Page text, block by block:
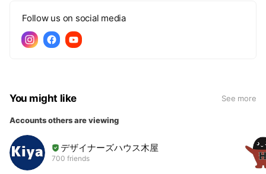
Follow us on social media
You might like See more
Accounts others are viewing
デザイナーズハウス木屋
700 friends